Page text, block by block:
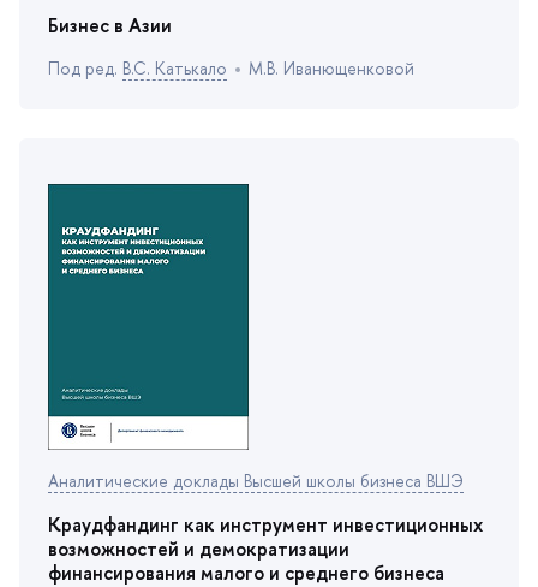
Бизнес в Азии
Под ред. .С. Катькало М.В. Иванющенковой
Аналитические доклады Высшей школы бизнеса ВШЭ
Краудфандинг как инструмент инвестиционных
озможностей и демократизации
финансирования малого и среднего бизнеса